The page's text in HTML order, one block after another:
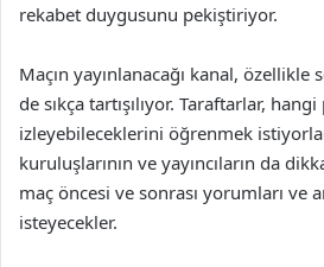
rekabet duygusunu pekiştiriyor.
Maçın yayınlanacağı kanal,
de sıkça tartışılıyor. Taraftarlar,
izleyebileceklerini öğrenmek
kuruluşlarının ve yayıncıların da
maç öncesi ve sonrası yorumları ve
isteyecekler.